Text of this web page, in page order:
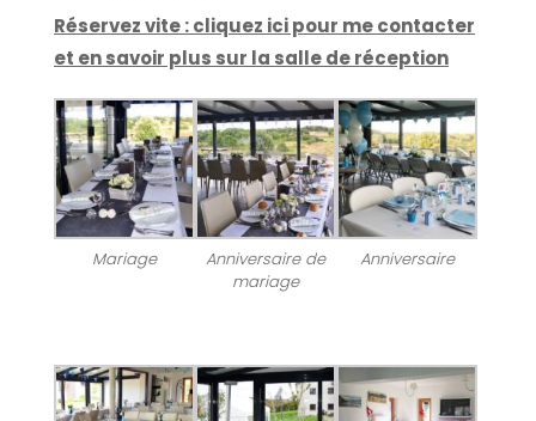
Réservez vite : cliquez ici pour me contacter
et en savoir plus sur la salle de réception
Mariage
Anniversaire de
mariage
Anniversaire